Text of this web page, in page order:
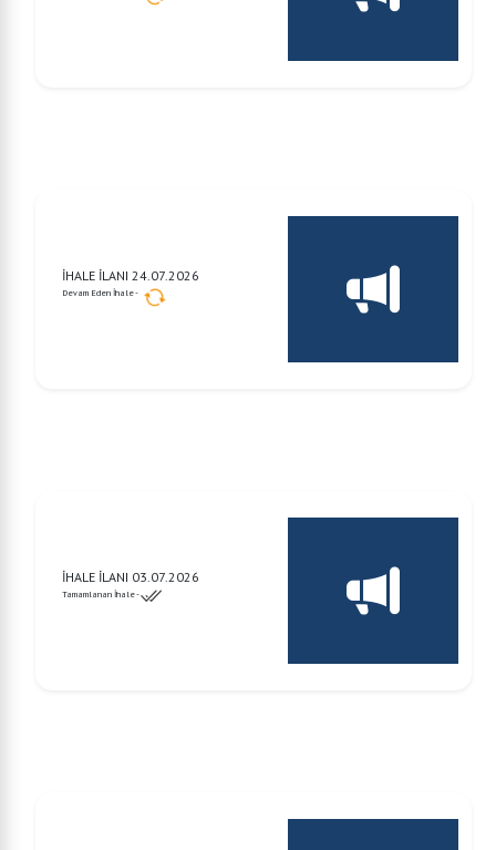
İHALE İLANI 24.07.2026
Devam Eden İhale -
İHALE İLANI 03.07.2026
Tamamlanan İhale -